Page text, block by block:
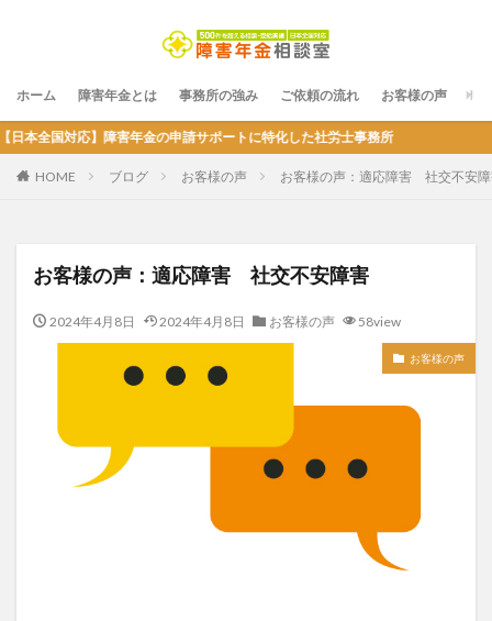
ホーム 障害年金とは 事務所の強み ご依頼の流れ お客様の声 サ
応】障害年金の申請サポートに特化した社労士事務所
HOME ブログ お客様の声 お客様の声：適応障害 社交不安
お客様の声：適応障害 社交不安障害
2024年4月8日 2024年4月8日 お客様の声 58view
お客様の声